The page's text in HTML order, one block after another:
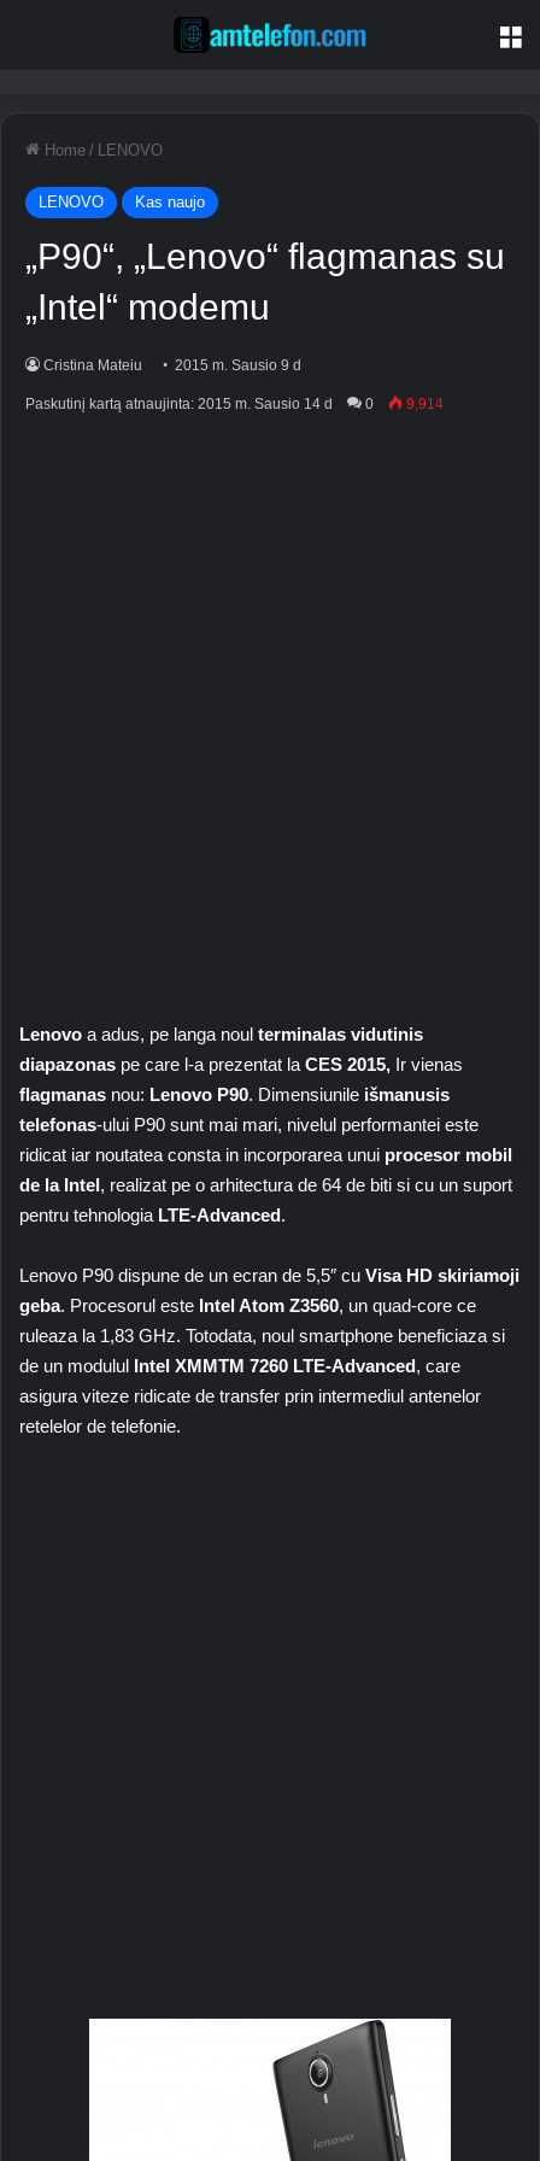
Home / LENOVO
LENOVO Kas naujo
„P90“, „Lenovo“ flagmanas su
„Intel“ modemu
Cristina Mateiu 2015 m. Sausio 9 d
Paskutinį kartą atnaujinta: 2015 m. Sausio 14 d 0 9,914
Lenovo a adus, pe langa noul terminalas vidutinis
diapazonas pe care l-a prezentat la CES 2015, Ir vienas
flagmanas nou: Lenovo P90. Dimensiunile išmanusis
telefonas-ului P90 sunt mai mari, nivelul performantei este
ridicat iar noutatea consta in incorporarea unui procesor mobil
de la Intel, realizat pe o arhitectura de 64 de biti si cu un suport
pentru tehnologia LTE-Advanced.
Lenovo P90 dispune de un ecran de 5,5″ cu Visa HD skiriamoji
geba. Procesorul este Intel Atom Z3560, un quad-core ce
ruleaza la 1,83 GHz. Totodata, noul smartphone beneficiaza si
de un modulul Intel XMMTM 7260 LTE-Advanced, care
asigura viteze ridicate de transfer prin intermediul antenelor
retelelor de telefonie.